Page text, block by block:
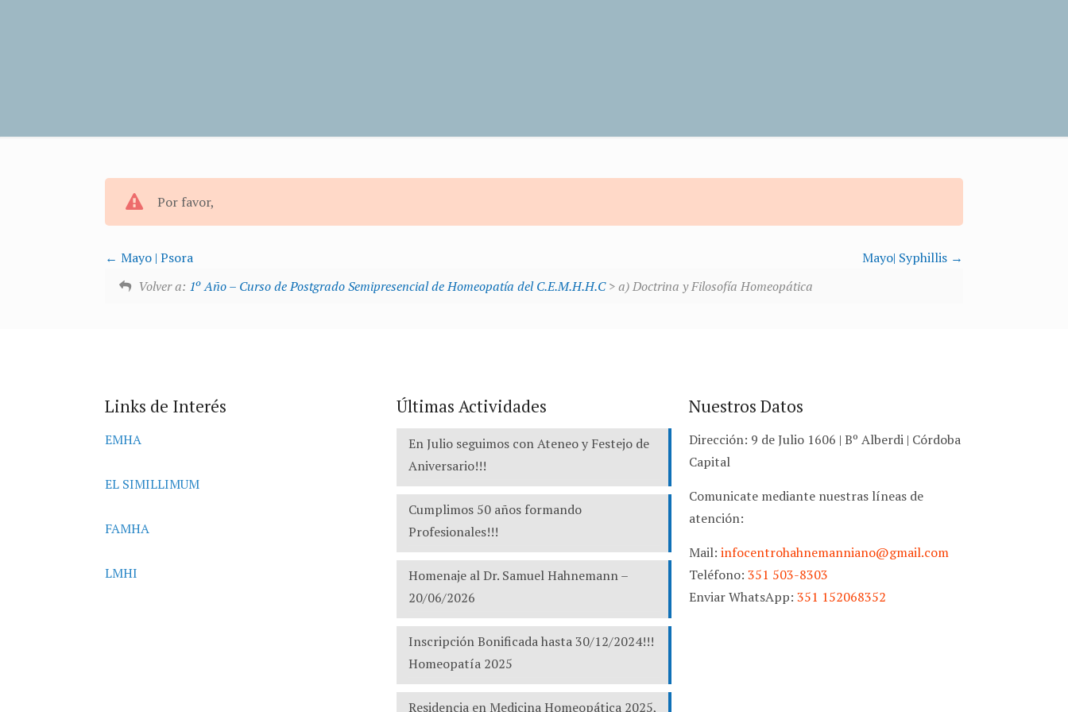
Por favor,
Mayo | Psora
Mayo| Syphillis
Volver a: 1º Año – Curso de Postgrado Semipresencial de Homeopatía del C.E.M.H.H.C> a) Doctrina y Filosofía Homeopática
Links de Interés
EMHA
EL SIMILLIMUM
FAMHA
LMHI
Últimas Actividades
En Julio seguimos con Ateneo y Festejo de
Aniversario!!!
Cumplimos 50 años formando
Profesionales!!!
Homenaje al Dr. Samuel Hahnemann –
20/06/2026
Inscripción Bonificada hasta 30/12/2024!!!
Homeopatía 2025
Residencia en Medicina Homeopática 2025,
Nuestros Datos
Dirección: 9 de Julio 1606 | Bº Alberdi | Córdoba
Capital
Comunicate mediante nuestras líneas de
atención:
Mail: infocentrohahnemanniano@gmail.com
Teléfono: 351 503-8303
Enviar WhatsApp: 351 152068352